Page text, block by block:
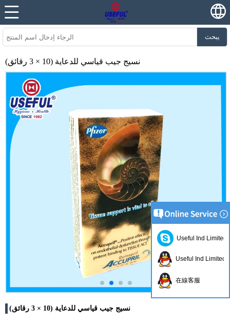
يبحث
نسيج جيب قياسي للدعاية (10 × 3 رقائق)
نسيج جيب قياسي للدعاية (10 × 3 رقائق)
Useful Ind Limited
Useful Ind Limited
在線客服